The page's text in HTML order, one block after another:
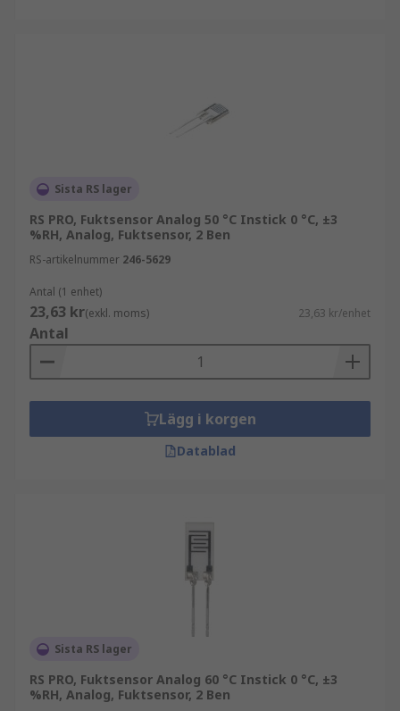
ledningsförmågan hos torr luft jämfört med
temperaturbeständighet används dessa
Sista RS lager
RS PRO, Fuktsensor Analog 50 °C Instick 0 °C, ±3
%RH, Analog, Fuktsensor, 2 Ben
RS-artikelnummer 246-5629
Antal (1 enhet)
23,63 kr(exkl. moms) 23,63 kr/enhet
Antal
Lägg i korgen
Datablad
Sista RS lager
RS PRO, Fuktsensor Analog 60 °C Instick 0 °C, ±3
%RH, Analog, Fuktsensor, 2 Ben